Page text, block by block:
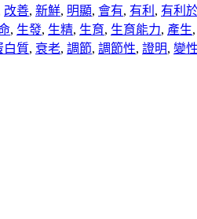
改善, 新鮮, 明顯, 會有, 有利 , 有利
, 生發, 生精, 生育, 生育能力, 產生,
白質, 衰老, 調節, 調節性, 證明, 變性